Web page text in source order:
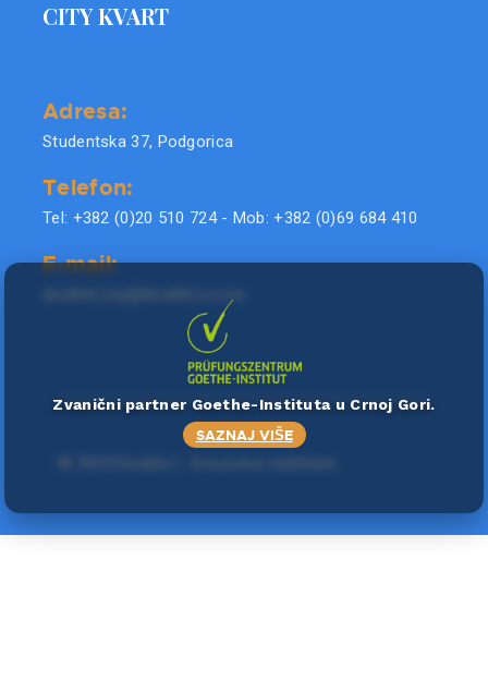
CITY KVART
Adresa:
Studentska 37, Podgorica
Telefon:
Tel: +382 (0)20 510 724 - Mob: +382 (0)69 684 410
E-mail:
Zvanični partner Goethe-Instituta u Crnoj Gori.
SAZNAJ VIŠE